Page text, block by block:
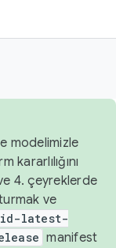
modelimizle
4. çeyreklerde
ve
latest-
manifest